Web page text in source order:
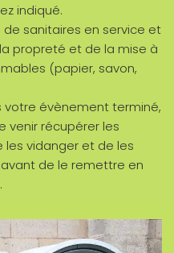
indiqué.
sanitaires en service et
propreté et de la mise à
(papier, savon,
votre évènement terminé,
venir récupérer les
vidanger et de les
de le remettre en